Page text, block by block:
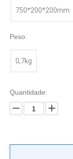
750*200*200mm
Peso:
0,7kg
Quantidade: